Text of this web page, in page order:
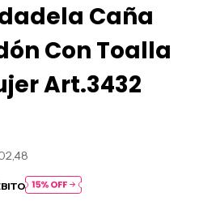
Caña
Con Toalla
Art.3432